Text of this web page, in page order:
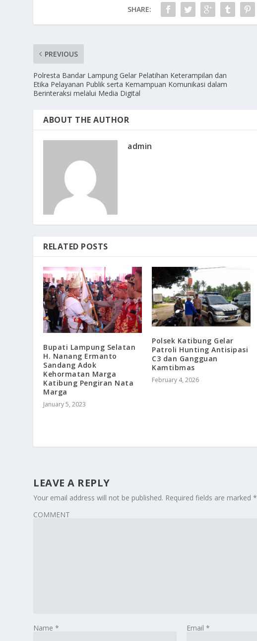
SHARE:
PREVIOUS
Polresta Bandar Lampung Gelar Pelatihan Keterampilan dan
Etika Pelayanan Publik serta Kemampuan Komunikasi dalam
Berinteraksi melalui Media Digital
ABOUT THE AUTHOR
admin
RELATED POSTS
Bupati Lampung Selatan
H. Nanang Ermanto
Sandang Adok
Kehormatan Marga
Katibung Pengiran Nata
Marga
January 5, 2023
Polsek Katibung Gelar
Patroli Hunting Antisipasi
C3 dan Gangguan
Kamtibmas
February 4, 2026
LEAVE A REPLY
Your email address will not be published. Required fields are marked*
COMMENT
Name* Email *